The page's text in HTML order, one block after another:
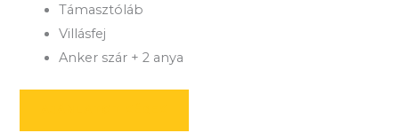
Támasztóláb
Villásfej
Anker szár + 2 anya